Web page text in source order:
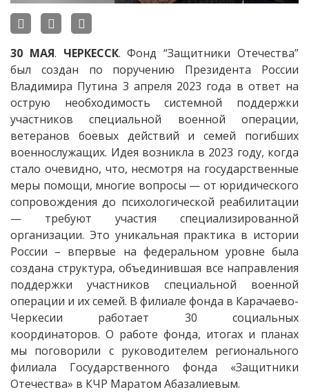
30 МАЯ. ЧЕРКЕССК. Фонд “Защитники Отечества”
был создан по поручению Президента России
Владимира Путина 3 апреля 2023 года в ответ на
острую необходимость системной поддержки
участников специальной военной операции,
ветеранов боевых действий и семей погибших
военнослужащих. Идея возникла в 2023 году, когда
стало очевидно, что, несмотря на государственные
меры помощи, многие вопросы — от юридического
сопровождения до психологической реабилитации
— требуют участия специализированной
организации. Это уникальная практика в истории
России – впервые на федеральном уровне была
создана структура, объединившая все направления
поддержки участников специальной военной
операции и их семей. В филиале фонда в Карачаево-
Черкесии работает 30 социальных
координаторов. О работе фонда, итогах и планах
мы поговорили с руководителем регионального
филиала Государственного фонда «Защитники
Отечества» в КЧР Маратом Абазалиевым.